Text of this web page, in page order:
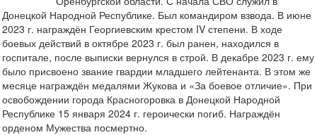
Донецкой Народной Республике. Был командиром взвода. В июне
2023 г. награждён Георгиевским крестом IV степени. В ходе
боевых действий в октябре 2023 г. был ранен, находился в
госпитале, после выписки вернулся в строй. В декабре 2023 г. ему
было присвоено звание гвардии младшего лейтенанта. В этом же
месяце награждён медалями Жукова и «За боевое отличие». При
освобождении города Красногоровка в Донецкой Народной
Республике 15 января 2024 г. героически погиб. Награждён
орденом Мужества посмертно.